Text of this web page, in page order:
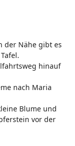
der Nähe gibt es
hinauf
nach Maria
Blume und
vor der